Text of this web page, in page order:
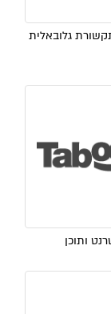
גלובאלית
ותוכן